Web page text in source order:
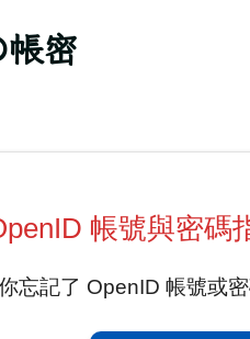
密
帳號與密碼
忘記了 OpenID 帳號或